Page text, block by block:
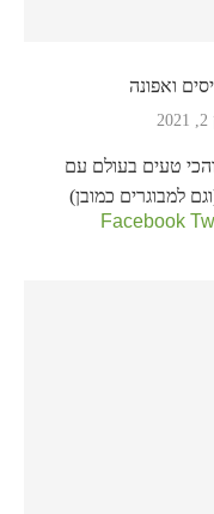
ואפונה
טעים בעולם עם
למבוגרים כמובן)
Facebook